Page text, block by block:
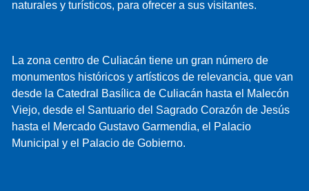
naturales y turísticos, para ofrecer a sus visitantes.
La zona centro de Culiacán tiene un gran número de
monumentos históricos y artísticos de relevancia, que van
desde la Catedral Basílica de Culiacán hasta el Malecón
Viejo, desde el Santuario del Sagrado Corazón de Jesús
hasta el Mercado Gustavo Garmendia, el Palacio
Municipal y el Palacio de Gobierno.